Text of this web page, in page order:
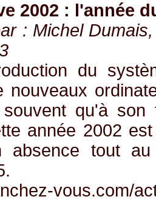
2002 : l'année
: Michel
du
nouveaux
souvent qu'à
année 2002
absence tout
vous.com/